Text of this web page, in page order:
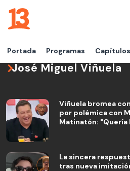
Portada Programas Capítulos
José Miguel Viñuela
Viñuela bromea
por polémica con
Matinatón:
La sincera
tras nueva